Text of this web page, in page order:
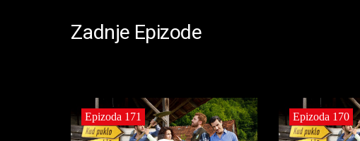
Zadnje Epizode
Epizoda 171 Epizoda 170